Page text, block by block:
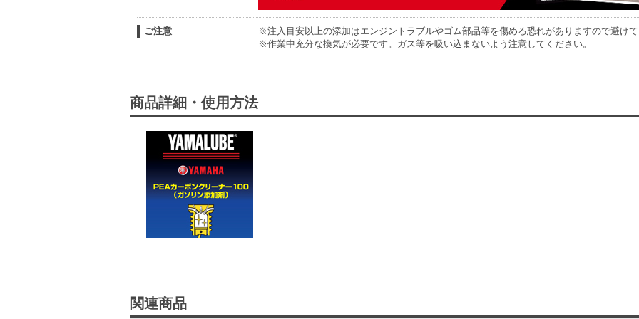
ご注意
※注入目安以上の添加はエンジントラブルやゴム部品等を傷める恐れがありますので避けて
※作業中充分な換気が必要です。ガス等を吸い込まないよう注意してください。
商品詳細・使用方法
関連商品